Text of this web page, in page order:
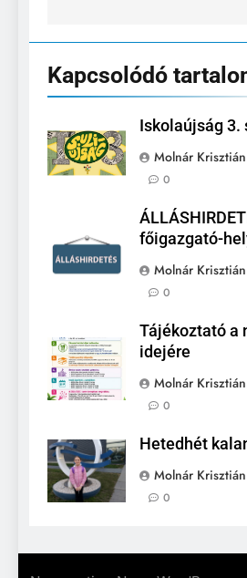
Kapcsolódó
Iskolaújság 3.
Molnár Krisztián
0
főigazgató-
Molnár Krisztián
0
Tájékoztató a
idejére
Molnár Krisztián
0
Hetedhét
Molnár Krisztián
0